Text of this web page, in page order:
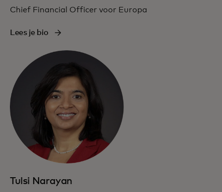
Chief Financial Officer voor Europa
Lees je bio
Tulsi Narayan